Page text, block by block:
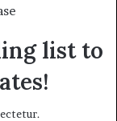
list to